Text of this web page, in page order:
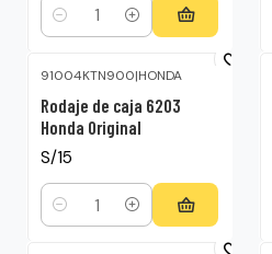
Cantidad
91004KTN900|HONDA
Rodaje de caja 6203
Honda Original
S/15
Cantidad